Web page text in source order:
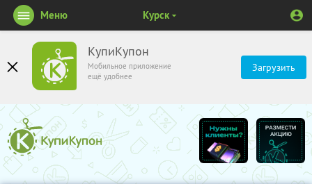
КупиКупон
Мобильное приложение
ещё удобнее
Загрузить
Меню Курск